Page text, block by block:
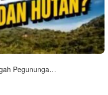
Pegununga…